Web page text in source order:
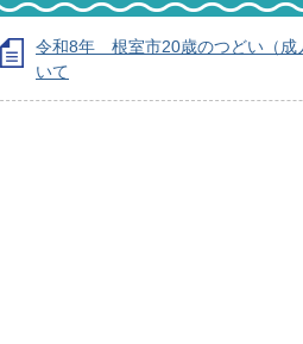
令和8年 根室市20歳のつどい（成
いて